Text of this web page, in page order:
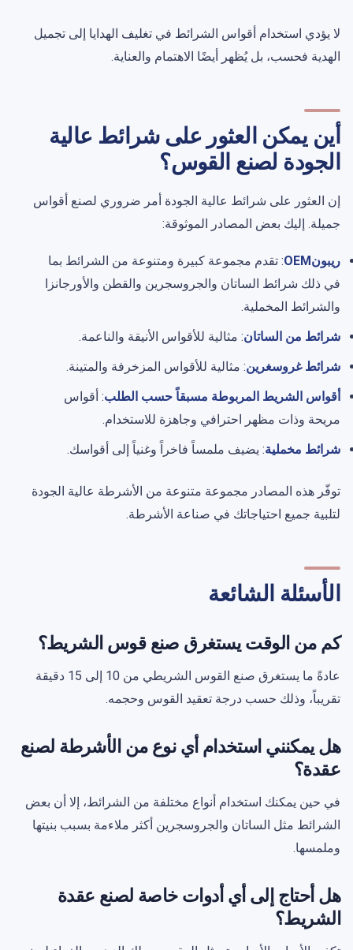
لا يؤدي استخدام أقواس الشرائط في تغليف الهدايا إلى تجميل
الهدية فحسب، بل يُظهر أيضًا الاهتمام والعناية.
أين يمكن العثور على شرائط عالية
الجودة لصنع القوس؟
إن العثور على شرائط عالية الجودة أمر ضروري لصنع أقواس
جميلة. إليك بعض المصادر الموثوقة:
ريبونOEM
: تقدم مجموعة كبيرة ومتنوعة من الشرائط بما
في ذلك شرائط الساتان والجروسجرين والقطن والأورجانزا
والشرائط المخملية.
شرائط من الساتان: مثالية للأقواس الأنيقة والناعمة.
شرائط غروسغرين: مثالية للأقواس المزخرفة والمتينة.
أقواس الشريط المربوطة مسبقاً حسب الطلب: أقواس
مريحة وذات مظهر احترافي وجاهزة للاستخدام.
شرائط مخملية: يضيف ملمساً فاخراً وغنياً إلى أقواسك.
توفّر هذه المصادر مجموعة متنوعة من الأشرطة عالية الجودة
لتلبية جميع احتياجاتك في صناعة الأشرطة.
الأسئلة الشائعة
كم من الوقت يستغرق صنع قوس الشريط؟
عادةً ما يستغرق صنع القوس الشريطي من 10 إلى 15 دقيقة
تقريباً، وذلك حسب درجة تعقيد القوس وحجمه.
هل يمكنني استخدام أي نوع من الأشرطة لصنع
عقدة؟
في حين يمكنك استخدام أنواع مختلفة من الشرائط، إلا أن بعض
الشرائط مثل الساتان والجروسجرين أكثر ملاءمة بسبب بنيتها
وملمسها.
هل أحتاج إلى أي أدوات خاصة لصنع عقدة
الشريط؟